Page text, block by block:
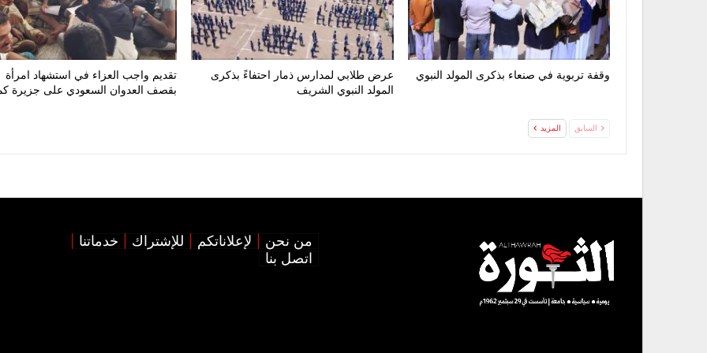
وقفة تربوية في صنعاء بذكرى المولد النبوي
عرض طلابي لمدارس ذمار احتفاءً بذكرى
المولد النبوي الشريف
تقديم واجب العزاء في استشهاد امرأة
بقصف العدوان السعودي على جزيرة
السابق المزيد
من نحن لإعلاناتكم للإشتراك
خدماتنا
اتصل بنا